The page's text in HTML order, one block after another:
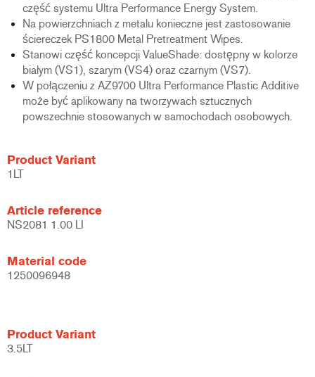
część systemu Ultra Performance Energy System.
Na powierzchniach z metalu konieczne jest zastosowanie
ściereczek PS1800 Metal Pretreatment Wipes.
Stanowi część koncepcji ValueShade: dostępny w kolorze
białym (VS1), szarym (VS4) oraz czarnym (VS7).
W połączeniu z AZ9700 Ultra Performance Plastic Additive
może być aplikowany na tworzywach sztucznych
powszechnie stosowanych w samochodach osobowych.
Product Variant
1LT
Article reference
NS2081 1.00 LI
Material code
1250096948
Product Variant
3.5LT